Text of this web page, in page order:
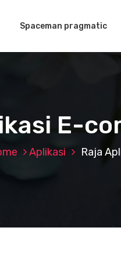
Spaceman pragmatic
E-
Aplikasi Raja